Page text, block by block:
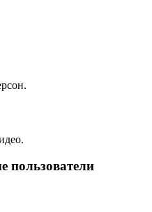
пользователи